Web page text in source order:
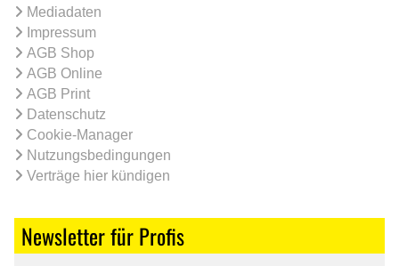
Mediadaten
Impressum
AGB Shop
AGB Online
AGB Print
Datenschutz
Cookie-Manager
Nutzungsbedingungen
Verträge hier kündigen
Newsletter für Profis